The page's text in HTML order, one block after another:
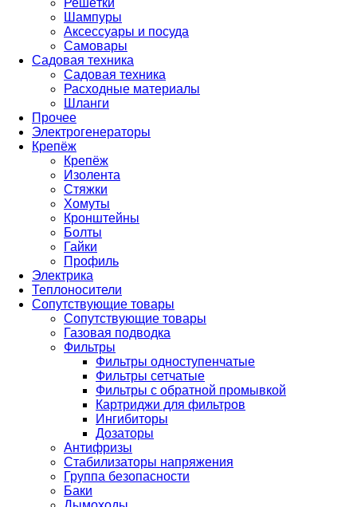
Решётки
Шампуры
Аксессуары и посуда
Самовары
Садовая техника
Садовая техника
Расходные материалы
Шланги
Прочее
Электрогенераторы
Крепёж
Крепёж
Изолента
Стяжки
Хомуты
Кронштейны
Болты
Гайки
Профиль
Электрика
Теплоносители
Сопутствующие товары
Сопутствующие товары
Газовая подводка
Фильтры
Фильтры одноступенчатые
Фильтры сетчатые
Фильтры с обратной промывкой
Картриджи для фильтров
Ингибиторы
Дозаторы
Антифризы
Стабилизаторы напряжения
Группа безопасности
Баки